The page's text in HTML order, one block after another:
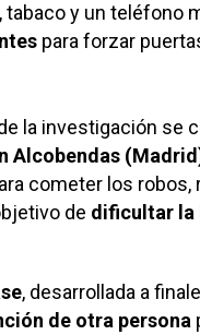
tabaco y un teléfono
para forzar
la investigación se
Alcobendas
cometer los
de dificultar la
, desarrollada a
de otra persona